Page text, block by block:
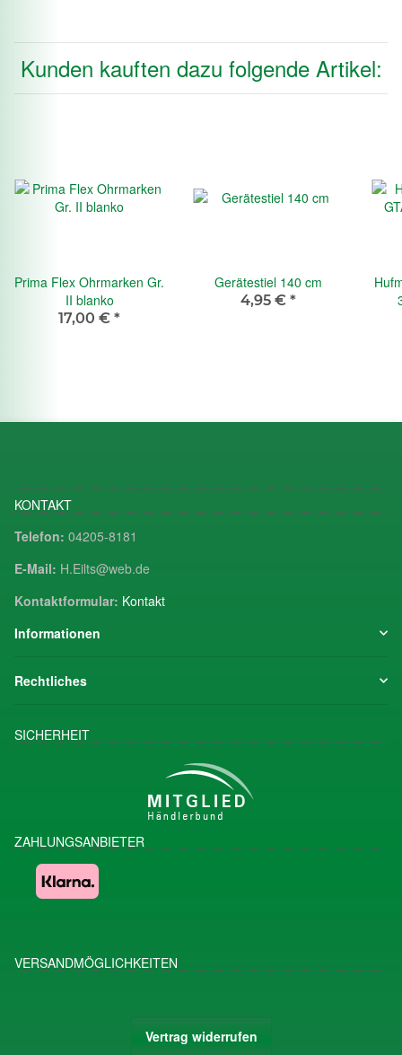
Kunden kauften dazu folgende Artikel:
Prima Flex Ohrmarken Gr.
II blanko
17,00 € *
Gerätestiel 140 cm
4,95 € *
KONTAKT
Telefon: 04205-8181
E-Mail: H.Eilts@web.de
Kontaktformular: Kontakt
Informationen
Rechtliches
SICHERHEIT
ZAHLUNGSANBIETER
VERSANDMÖGLICHKEITEN
Vertrag widerrufen